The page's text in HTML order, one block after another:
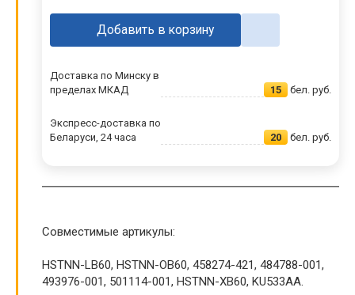
Добавить в корзину
Доставка по Минску в
пределах МКАД
15 бел. руб.
Экспресс-доставка по
Беларуси, 24 часа
20 бел. руб.
Совместимые артикулы:
HSTNN-LB60, HSTNN-OB60, 458274-421, 484788-001,
493976-001, 501114-001, HSTNN-XB60, KU533AA.